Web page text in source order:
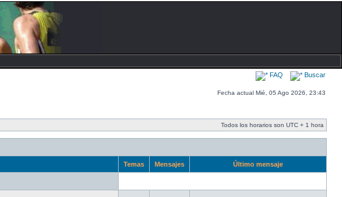
FAQ Buscar
Fecha actual Mié, 05 Ago 2026, 23:43
Todos los horarios son UTC + 1 hora
Temas Mensajes Último mensaje